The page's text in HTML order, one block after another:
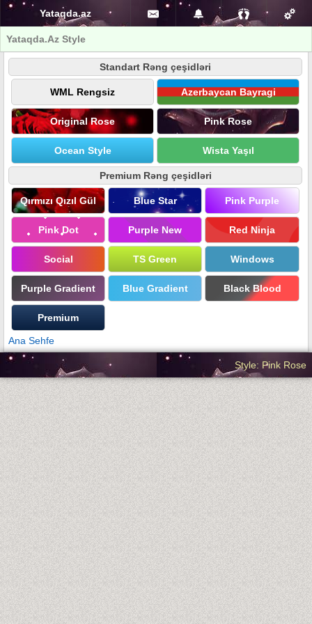
Yataqda.az
Yataqda.Az Style
Standart Rəng çeşidləri
WML Rengsiz Azerbaycan Bayragi
Original Rose Pink Rose
Ocean Style Wista Yaşıl
Premium Rəng çeşidləri
Qırmızı Qızıl Gül Blue Star Pink Purple
Pink Dot Purple New Red Ninja
Social TS Green Windows
Purple Gradient Blue Gradient Black Blood
Premium
Ana Sehfe
Style: Pink Rose